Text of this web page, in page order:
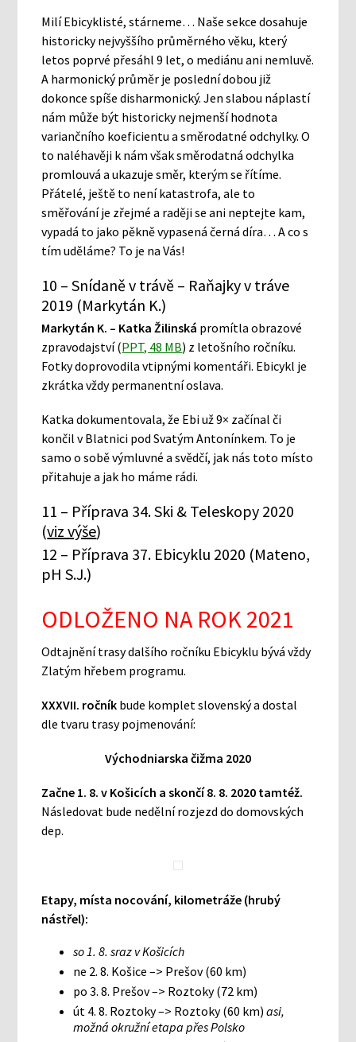
Milí Ebicyklisté, stárneme… Naše sekce dosahuje
historicky nejvyššího průměrného věku, který
letos poprvé přesáhl 9 let, o mediánu ani nemluvě.
A harmonický průměr je poslední dobou již
dokonce spíše disharmonický. Jen slabou náplastí
nám může být historicky nejmenší hodnota
variančního koeficientu a směrodatné odchylky. O
to naléhavěji k nám však směrodatná odchylka
promlouvá a ukazuje směr, kterým se řítíme.
Přátelé, ještě to není katastrofa, ale to
směřování je zřejmé a raději se ani neptejte kam,
vypadá to jako pěkně vypasená černá díra… A co s
tím uděláme? To je na Vás!
10 – Snídaně v trávě – Raňajky v tráve
2019 (Markytán K.)
Markytán K. – Katka Žilinská promítla obrazové
zpravodajství (PPT, 48 MB) z letošního ročníku.
Fotky doprovodila vtipnými komentáři. Ebicykl je
zkrátka vždy permanentní oslava.
Katka dokumentovala, že Ebi už 9× začínal či
končil v Blatnici pod Svatým Antonínkem. To je
samo o sobě výmluvné a svědčí, jak nás toto místo
přitahuje a jak ho máme rádi.
11 – Příprava 34. Ski & Teleskopy 2020
(viz výše)
12 – Příprava 37. Ebicyklu 2020 (Mateno,
pH S.J.)
ODLOŽENO NA ROK 2021
Odtajnění trasy dalšího ročníku Ebicyklu bývá vždy
Zlatým hřebem programu.
XXXVII. ročník bude komplet slovenský a dostal
dle tvaru trasy pojmenování:
Východniarska čižma 2020
Začne 1. 8. v Košicích a skončí 8. 8. 2020 tamtéž.
Následovat bude nedělní rozjezd do domovských
dep.
Etapy, místa nocování, kilometráže (hrubý
nástřel):
so 1. 8. sraz v Košicích
ne 2. 8. Košice –> Prešov (60 km)
po 3. 8. Prešov –> Roztoky (72 km)
út 4. 8. Roztoky –> Roztoky (60 km)asi,
možná okružní etapa přes Polsko